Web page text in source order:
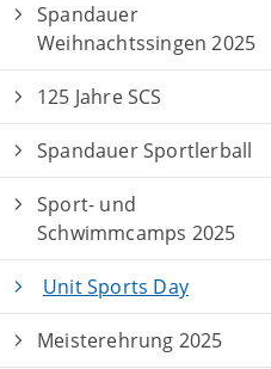
Spandauer
Weihnachtssingen 2025
125 Jahre SCS
Spandauer Sportlerball
Sport- und
Schwimmcamps 2025
Unit Sports Day
Meisterehrung 2025
Club Siemensstadt
14